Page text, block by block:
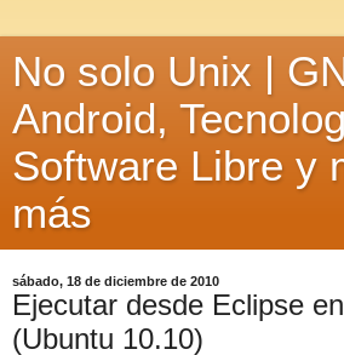
No solo Unix |
Android,
Software Libre y
más
sábado, 18 de diciembre de 2010
Ejecutar desde Eclipse
(Ubuntu 10.10)